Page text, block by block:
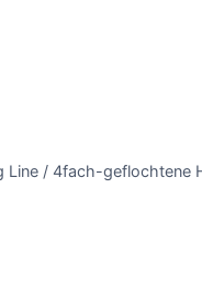
Line / 4fach-